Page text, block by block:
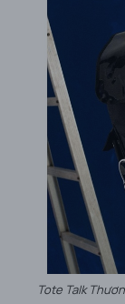
Tote Talk